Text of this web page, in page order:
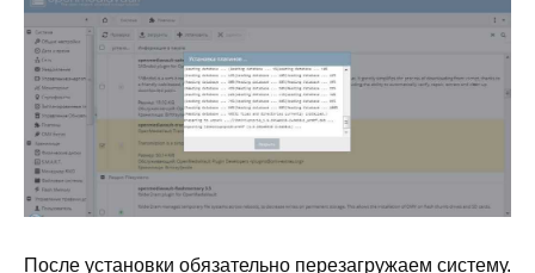
После установки обязательно перезагружаем систему.